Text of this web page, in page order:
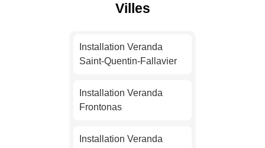
Installation Veranda
Installation Veranda
Bourgoin-Jallieu
Meylan
Seyssinet-Pariset
Villes
Installation Veranda
Saint-Quentin-Fallavier
Installation Veranda
Frontonas
Installation Veranda